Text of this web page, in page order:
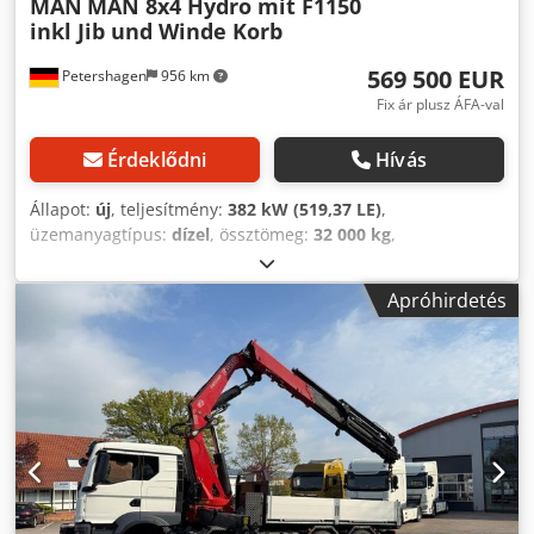
Petershagen 956 km
MAN MAN 8x4 Hydro mit F1150
inkl Jib und Winde Korb
569 500 EUR
Fix ár plusz ÁFA-val
Érdeklődni Hívás
Állapot: új, teljesítmény: 382 kW (519,37 LE),
üzemanyagtípus: dízel, össztömeg: 32 000 kg,
3 tengely, fékek:
hajtástípus:automata, kibocsátási osztály:Euro 6, Gyártási
2026, Felszereltség:
ABS, elektronikus
stabilitásprogram (ESP), koromszűrő, légkondicionálás,
navigációs rendszer, állófűtés, MAN 8x4 Hydrodrive F1150
Fassi rakodódaruval Járműleírás: TGS 35.520 8x2H-6 BL CH
Levehető plató, Jost vonófej, teljes egészében burkolt V2A
Kereskedelmi össztömeg: 35 t 2 980 mm fő tengelytáv 1
795 mm első tengelyek közötti tengelytáv 1 350 mm hátsó
és utó-tengely közötti tengelytáv Oldalt, jobb oldalon
elhelyezett kipufogógáz-csillapító Földre kivezetett
Apróhirdetés